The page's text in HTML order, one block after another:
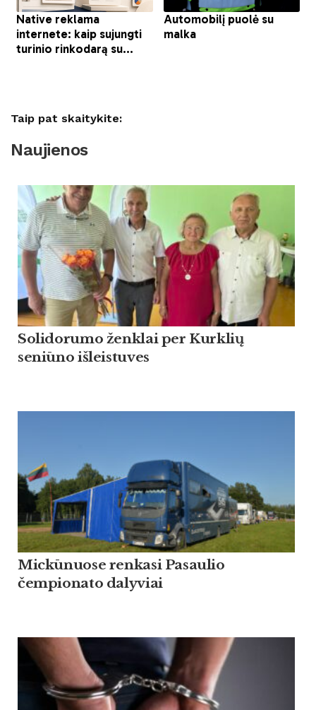
Taip pat skaitykite:
Naujienos
Solidorumo ženklai per Kurklių
seniūno išleistuves
Mickūnuose renkasi Pasaulio
čempionato dalyviai